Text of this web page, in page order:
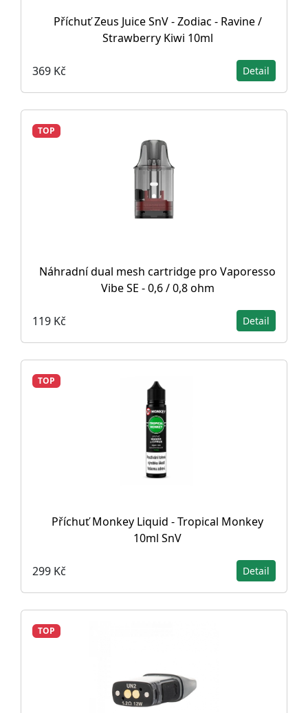
Příchuť Zeus Juice SnV - Zodiac - Ravine /
Strawberry Kiwi 10ml
369 Kč Detail
TOP
Náhradní dual mesh cartridge pro Vaporesso
Vibe SE - 0,6 / 0,8 ohm
119 Kč Detail
TOP
Příchuť Monkey Liquid - Tropical Monkey
10ml SnV
299 Kč Detail
TOP